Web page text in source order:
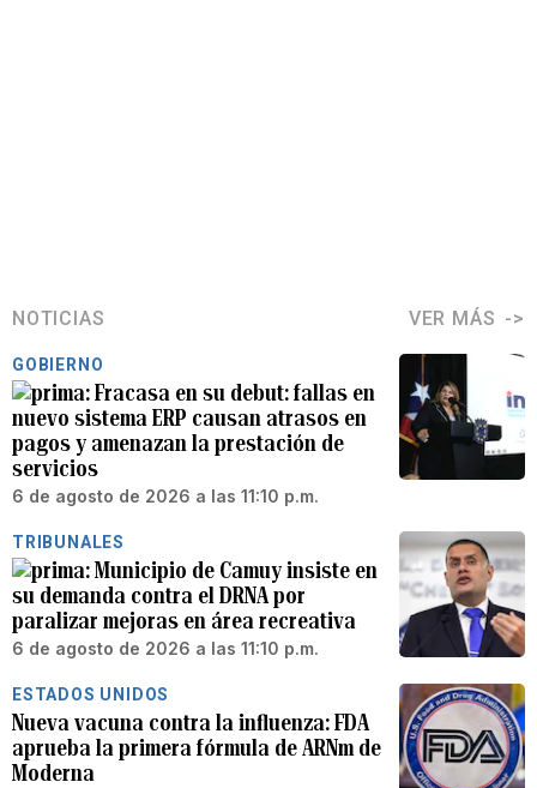
NOTICIAS VER MÁS
GOBIERNO
Fracasa en su debut: fallas en
nuevo sistema ERP causan atrasos en
pagos y amenazan la prestación de
servicios
6 de agosto de 2026 a las 11:10 p.m.
TRIBUNALES
Municipio de Camuy insiste en
su demanda contra el DRNA por
paralizar mejoras en área recreativa
6 de agosto de 2026 a las 11:10 p.m.
ESTADOS UNIDOS
Nueva vacuna contra la influenza: FDA
aprueba la primera fórmula de ARNm de
Moderna